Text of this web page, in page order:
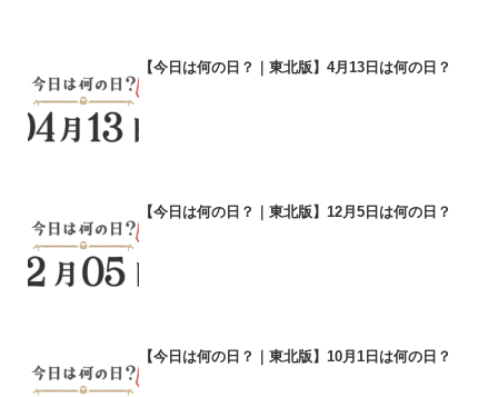
【今日は何の日？｜東北版】4月13日は何の日？
【今日は何の日？｜東北版】12月5日は何の日？
【今日は何の日？｜東北版】10月1日は何の日？